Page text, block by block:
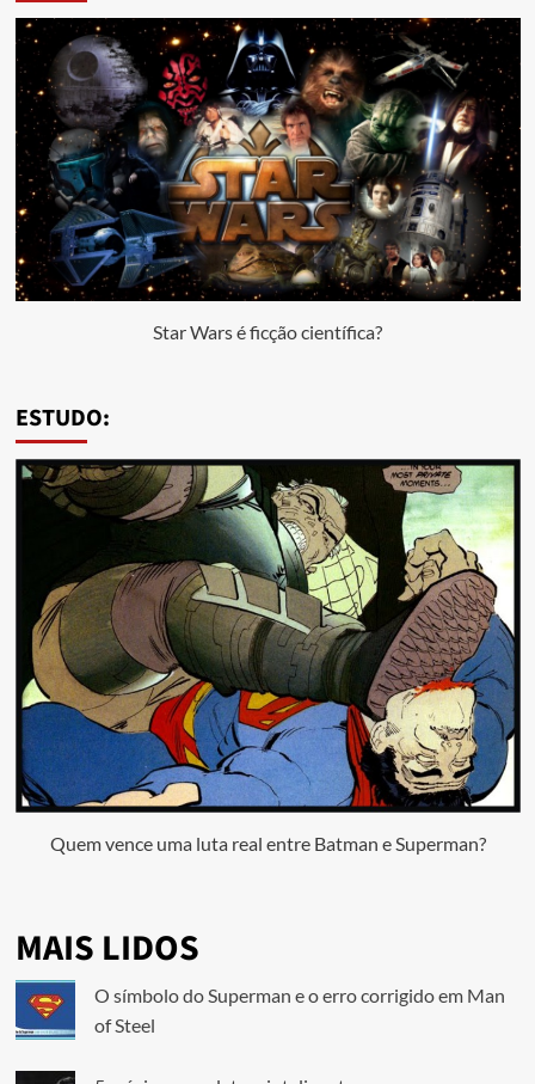
Star Wars é ficção científica?
ESTUDO:
Quem vence uma luta real entre Batman e Superman?
MAIS LIDOS
O símbolo do Superman e o erro corrigido em Man
of Steel